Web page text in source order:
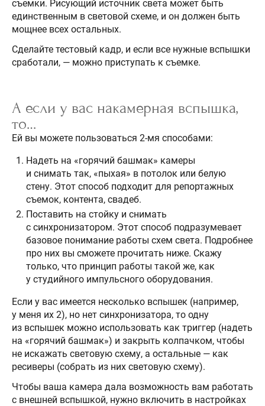
съемки. Рисующий источник света может быть
единственным в световой схеме, и он должен быть
мощнее всех остальных.
Сделайте тестовый кадр, и если все нужные вспышки
сработали, — можно приступать к съемке.
А если у вас накамерная вспышка,
то…
Ей вы можете пользоваться 2-мя способами:
Надеть на «горячий башмак» камеры
и снимать так, «пыхая» в потолок или белую
стену. Этот способ подходит для репортажных
съемок, контента, свадеб.
Поставить на стойку и снимать
с синхронизатором. Этот способ подразумевает
базовое понимание работы схем света. Подробнее
про них вы сможете прочитать ниже. Скажу
только, что принцип работы такой же, как
у студийного импульсного оборудования.
Если у вас имеется несколько вспышек (например,
у меня их 2), но нет синхронизатора, то одну
из вспышек можно использовать как триггер (надеть
на «горячий башмак») и закрыть колпачком, чтобы
не искажать световую схему, а остальные — как
ресиверы (собрать из них световую схему).
Чтобы ваша камера дала возможность вам работать
с внешней вспышкой, нужно включить в настройках